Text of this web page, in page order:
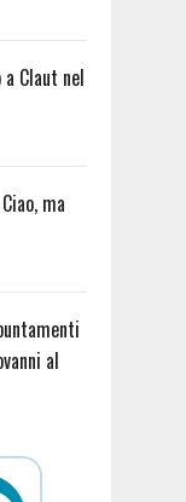
Claut nel
ma
al